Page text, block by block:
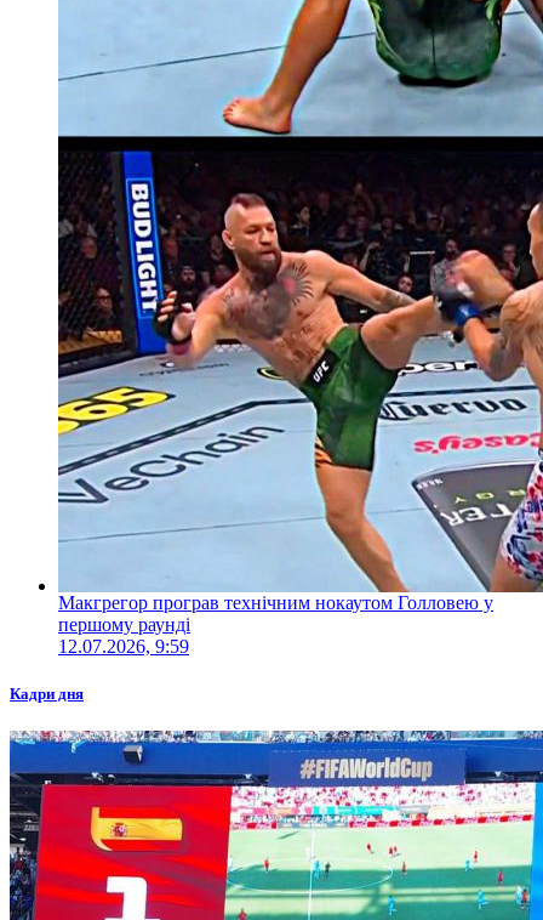
Макгрегор програв технічним нокаутом Голловею у
першому раунді
12.07.2026, 9:59
Кадри дня